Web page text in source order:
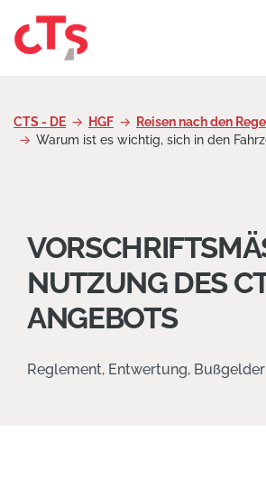
CTS - DE HGF
Reisen nach den
Warum ist es wichtig, sich in den
NUTZUNG DES
ANGEBOTS
Reglement, Entwertung, Bußgelder